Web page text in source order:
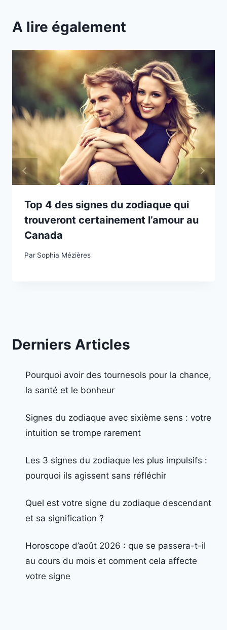
A lire également
Top 4 des signes du zodiaque qui
trouveront certainement l’amour au
Canada
Par Sophia Mézières
Derniers Articles
Pourquoi avoir des tournesols pour la chance,
la santé et le bonheur
Signes du zodiaque avec sixième sens : votre
intuition se trompe rarement
Les 3 signes du zodiaque les plus impulsifs :
pourquoi ils agissent sans réfléchir
Quel est votre signe du zodiaque descendant
et sa signification ?
Horoscope d’août 2026 : que se passera-t-il
au cours du mois et comment cela affecte
votre signe